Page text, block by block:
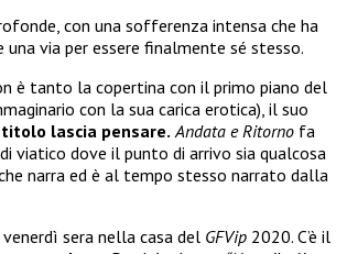
con una sofferenza intensa che ha
via per essere finalmente sé stesso.
è tanto la copertina con il primo piano del
con la sua carica erotica), il suo
lascia pensare. Andata e Ritorno fa
viatico dove il punto di arrivo sia qualcosa
narra ed è al tempo stesso narrato dalla
sera nella casa del GFVip 2020. C’è il